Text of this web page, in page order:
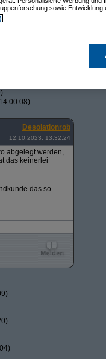
Desolationrob
12.10.2023, 13:32:24
abgelegt werden,
das keinerlei
das so
sowie Entwicklung